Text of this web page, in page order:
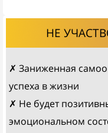
НЕ
✗ Заниженная
успеха в жизни
✗ Не будет
эмоциональном